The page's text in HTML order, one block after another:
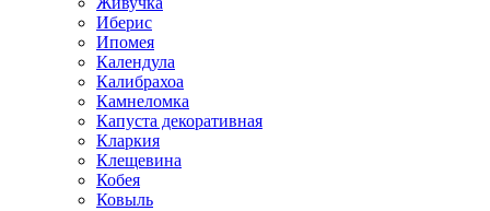
Иберис
Ипомея
Календула
Калибрахоа
Камнеломка
Капуста декоративная
Кларкия
Клещевина
Кобея
Ковыль